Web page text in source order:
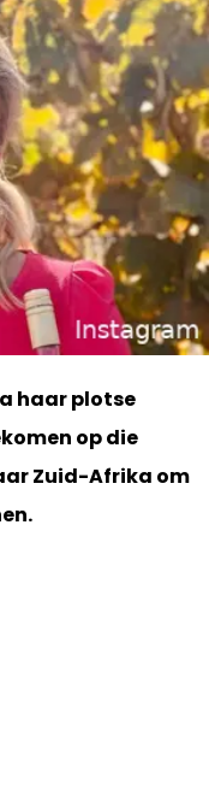
haar plotse
op die
Zuid-Afrika om